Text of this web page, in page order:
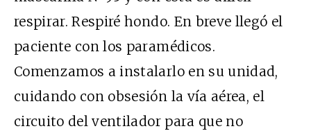
respirar. Respiré hondo. En breve llegó el
paciente con los paramédicos.
Comenzamos a instalarlo en su unidad,
cuidando con obsesión la vía aérea, el
circuito del ventilador para que no